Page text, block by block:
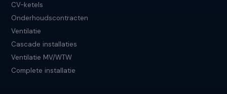
CV-ketels
Onderhoudscontracten
Ventilatie
Cascade installaties
Ventilatie MV/WTW
Complete installatie